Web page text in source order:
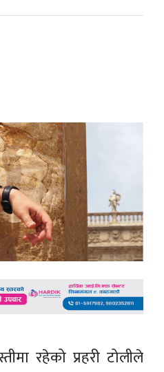
रहेको प्रहरी टोलीले